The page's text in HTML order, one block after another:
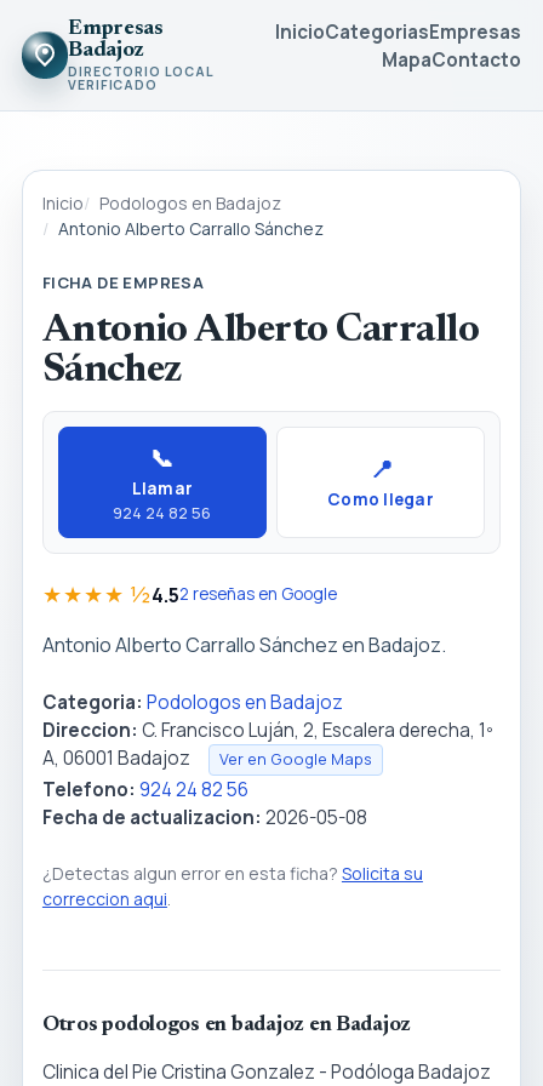
Empresas
Badajoz
DIRECTORIO LOCAL
VERIFICADO
InicioCategoriasEmpresas
MapaContacto
Inicio
Podologos en Badajoz
Antonio Alberto Carrallo Sánchez
FICHA DE EMPRESA
Antonio Alberto Carrallo
Sánchez
📞
Llamar
924 24 82 56
📍
Como llegar
★★★★ ½4.52 reseñas en Google
Antonio Alberto Carrallo Sánchez en Badajoz.
Categoria: Podologos en Badajoz
Direccion: C. Francisco Luján, 2, Escalera derecha, 1º
A, 06001 Badajoz
Ver en Google Maps
Telefono: 924 24 82 56
Fecha de actualizacion: 2026-05-08
¿Detectas algun error en esta ficha? Solicita su
correccion aqui.
Otros podologos en badajoz en Badajoz
Clinica del Pie Cristina Gonzalez - Podóloga Badajoz